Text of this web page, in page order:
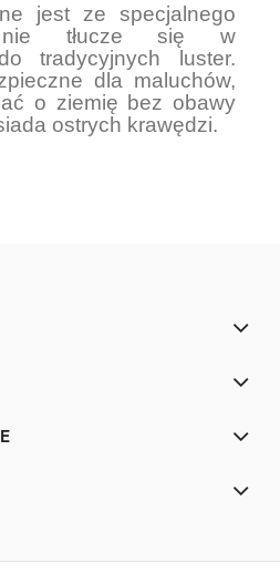
jest ze specjalnego
tłucze się w
tradycyjnych luster.
dla maluchów,
o ziemię bez obawy
ostrych krawędzi.